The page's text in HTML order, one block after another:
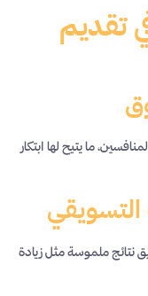
تقديم
ما يتيح لها ابتكار
نتائج ملموسة مثل زيادة